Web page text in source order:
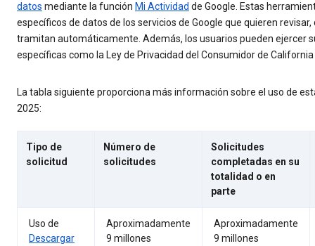
datos mediante la función Mi Actividad de Google. Estas
específicos de datos de los servicios de Google que quieren
tramitan automáticamente. Además, los usuarios pueden ejercer
específicas como la Ley de Privacidad del Consumidor de
La tabla siguiente proporciona más información sobre el uso de
2025:
Tipo de
solicitud
Número de
solicitudes
Solicitudes
completadas en su
totalidad o en
parte
Uso de
Descargar
Aproximadamente
9 millones
Aproximadamente
9 millones